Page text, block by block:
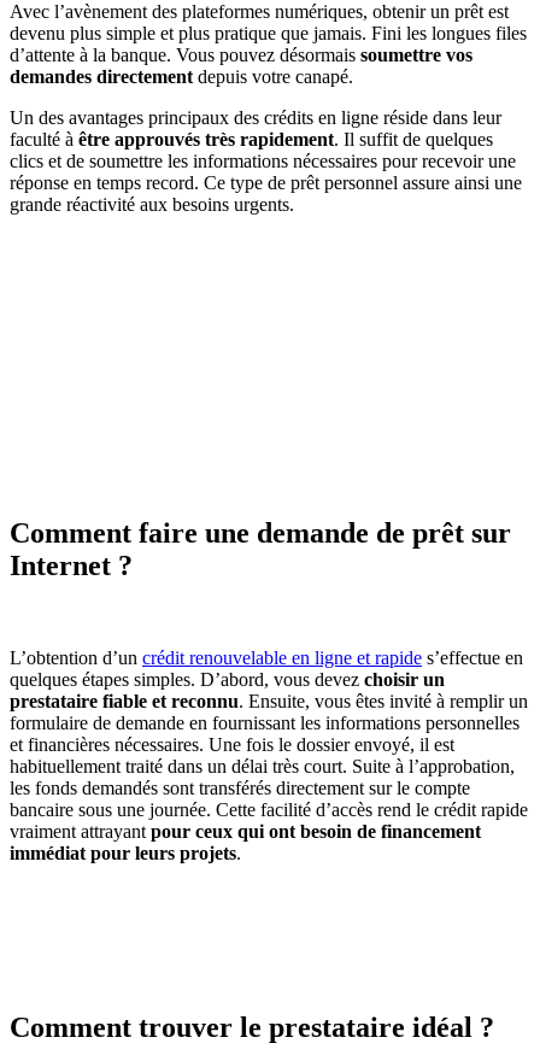
Avec l’avènement des plateformes numériques, obtenir un prêt est
devenu plus simple et plus pratique que jamais. Fini les longues files
d’attente à la banque. Vous pouvez désormais soumettre vos
demandes directement depuis votre canapé.
Un des avantages principaux des crédits en ligne réside dans leur
faculté à être approuvés très rapidement. Il suffit de quelques
clics et de soumettre les informations nécessaires pour recevoir une
réponse en temps record. Ce type de prêt personnel assure ainsi une
grande réactivité aux besoins urgents.
Comment faire une demande de prêt sur
Internet ?
L’obtention d’un crédit renouvelable en ligne et rapide s’effectue en
quelques étapes simples. D’abord, vous devez choisir un
prestataire fiable et reconnu. Ensuite, vous êtes invité à remplir un
formulaire de demande en fournissant les informations personnelles
et financières nécessaires. Une fois le dossier envoyé, il est
habituellement traité dans un délai très court. Suite à l’approbation,
les fonds demandés sont transférés directement sur le compte
bancaire sous une journée. Cette facilité d’accès rend le crédit rapide
vraiment attrayant pour ceux qui ont besoin de financement
immédiat pour leurs projets.
Comment trouver le prestataire idéal ?